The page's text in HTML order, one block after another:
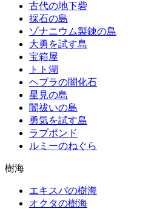
古代の地下砦
採石の島
ゾナニウム製錬の島
大勇を試す島
宝箱屋
トト湖
ヘブラの闇化石
星見の島
闇祓いの島
勇気を試す島
ラブポンド
ルミーのねぐら
樹海
エキスパの樹海
オクタの樹海